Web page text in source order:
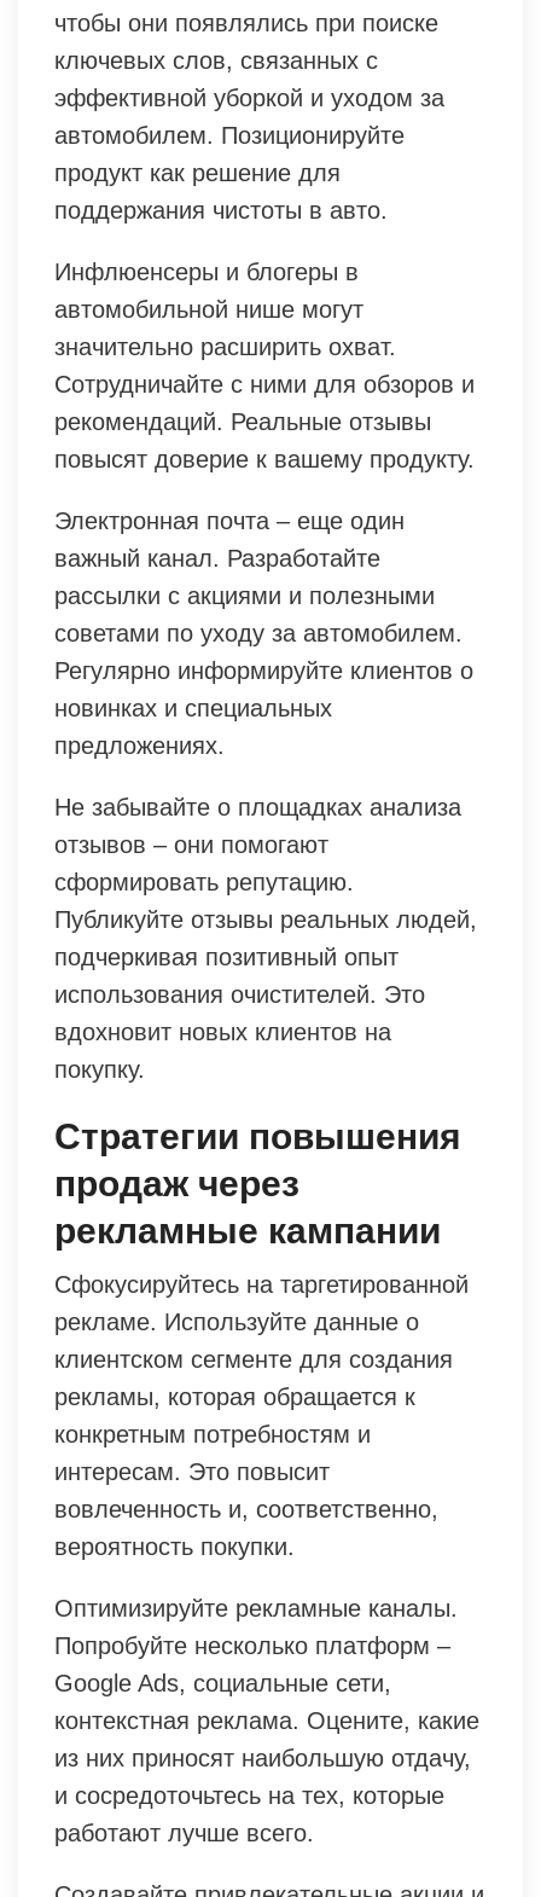
чтобы они появлялись при поиске
ключевых слов, связанных с
эффективной уборкой и уходом за
автомобилем. Позиционируйте
продукт как решение для
поддержания чистоты в авто.
Инфлюенсеры и блогеры в
автомобильной нише могут
значительно расширить охват.
Сотрудничайте с ними для обзоров и
рекомендаций. Реальные отзывы
повысят доверие к вашему продукту.
Электронная почта – еще один
важный канал. Разработайте
рассылки с акциями и полезными
советами по уходу за автомобилем.
Регулярно информируйте клиентов о
новинках и специальных
предложениях.
Не забывайте о площадках анализа
отзывов – они помогают
сформировать репутацию.
Публикуйте отзывы реальных людей,
подчеркивая позитивный опыт
использования очистителей. Это
вдохновит новых клиентов на
покупку.
Стратегии повышения
продаж через
рекламные кампании
Сфокусируйтесь на таргетированной
рекламе. Используйте данные о
клиентском сегменте для создания
рекламы, которая обращается к
конкретным потребностям и
интересам. Это повысит
вовлеченность и, соответственно,
вероятность покупки.
Оптимизируйте рекламные каналы.
Попробуйте несколько платформ –
Google Ads, социальные сети,
контекстная реклама. Оцените, какие
из них приносят наибольшую отдачу,
и сосредоточьтесь на тех, которые
работают лучше всего.